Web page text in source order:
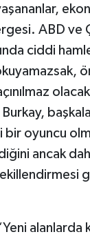
ABD ve
ciddi
bir oyuncu
ancak